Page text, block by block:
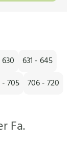
631 - 645
- 705
706 - 720
Fa.